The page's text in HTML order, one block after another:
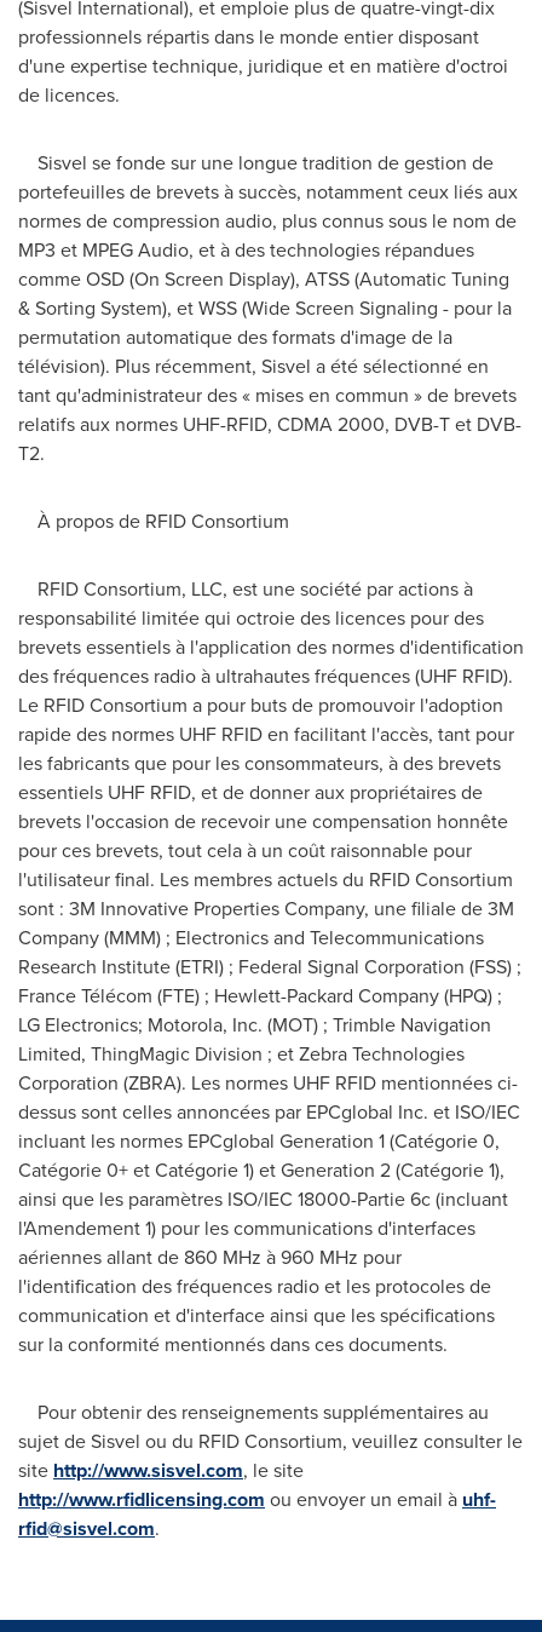
(Sisvel International), et emploie plus de quatre-vingt-dix
professionnels répartis dans le monde entier disposant
d'une expertise technique, juridique et en matière d'octroi
de licences.
Sisvel se fonde sur une longue tradition de gestion de
portefeuilles de brevets à succès, notamment ceux liés aux
normes de compression audio, plus connus sous le nom de
MP3 et MPEG Audio, et à des technologies répandues
comme OSD (On Screen Display), ATSS (Automatic Tuning
& Sorting System), et WSS (Wide Screen Signaling - pour la
permutation automatique des formats d'image de la
télévision). Plus récemment, Sisvel a été sélectionné en
tant qu'administrateur des « mises en commun » de brevets
relatifs aux normes UHF-RFID, CDMA 2000, DVB-T et DVB-
T2.
À propos de RFID Consortium
RFID Consortium, LLC, est une société par actions à
responsabilité limitée qui octroie des licences pour des
brevets essentiels à l'application des normes d'identification
des fréquences radio à ultrahautes fréquences (UHF RFID).
Le RFID Consortium a pour buts de promouvoir l'adoption
rapide des normes UHF RFID en facilitant l'accès, tant pour
les fabricants que pour les consommateurs, à des brevets
essentiels UHF RFID, et de donner aux propriétaires de
brevets l'occasion de recevoir une compensation honnête
pour ces brevets, tout cela à un coût raisonnable pour
l'utilisateur final. Les membres actuels du RFID Consortium
sont : 3M Innovative Properties Company, une filiale de 3M
Company (MMM) ; Electronics and Telecommunications
Research Institute (ETRI) ; Federal Signal Corporation (FSS) ;
France Télécom (FTE) ; Hewlett-Packard Company (HPQ) ;
LG Electronics; Motorola, Inc. (MOT) ; Trimble Navigation
Limited, ThingMagic Division ; et Zebra Technologies
Corporation (ZBRA). Les normes UHF RFID mentionnées ci-
dessus sont celles annoncées par EPCglobal Inc. et ISO/IEC
incluant les normes EPCglobal Generation 1 (Catégorie 0,
Catégorie 0+ et Catégorie 1) et Generation 2 (Catégorie 1),
ainsi que les paramètres ISO/IEC 18000-Partie 6c (incluant
l'Amendement 1) pour les communications d'interfaces
aériennes allant de 860 MHz à 960 MHz pour
l'identification des fréquences radio et les protocoles de
communication et d'interface ainsi que les spécifications
sur la conformité mentionnés dans ces documents.
Pour obtenir des renseignements supplémentaires au
sujet de Sisvel ou du RFID Consortium, veuillez consulter le
site http://www.sisvel.com, le site
http://www.rfidlicensing.com ou envoyer un email à uhf-
rfid@sisvel.com.